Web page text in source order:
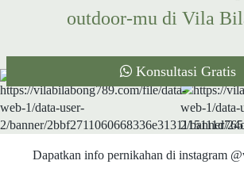
outdoor-mu di Vila
Konsultasi Gratis
Dapatkan info pernikahan di instagram